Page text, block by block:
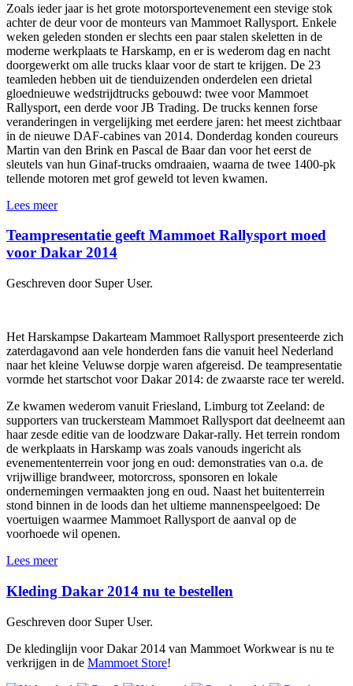
Zoals ieder jaar is het grote motorsportevenement een stevige stok
achter de deur voor de monteurs van Mammoet Rallysport. Enkele
weken geleden stonden er slechts een paar stalen skeletten in de
moderne werkplaats te Harskamp, en er is wederom dag en nacht
doorgewerkt om alle trucks klaar voor de start te krijgen. De 23
teamleden hebben uit de tienduizenden onderdelen een drietal
gloednieuwe wedstrijdtrucks gebouwd: twee voor Mammoet
Rallysport, een derde voor JB Trading. De trucks kennen forse
veranderingen in vergelijking met eerdere jaren: het meest zichtbaar
in de nieuwe DAF-cabines van 2014. Donderdag konden coureurs
Martin van den Brink en Pascal de Baar dan voor het eerst de
sleutels van hun Ginaf-trucks omdraaien, waarna de twee 1400-pk
tellende motoren met grof geweld tot leven kwamen.
Lees meer
Teampresentatie geeft Mammoet Rallysport moed
voor Dakar 2014
Geschreven door Super User.
Het Harskampse Dakarteam Mammoet Rallysport presenteerde zich
zaterdagavond aan vele honderden fans die vanuit heel Nederland
naar het kleine Veluwse dorpje waren afgereisd. De teampresentatie
vormde het startschot voor Dakar 2014: de zwaarste race ter wereld.
Ze kwamen wederom vanuit Friesland, Limburg tot Zeeland: de
supporters van truckersteam Mammoet Rallysport dat deelneemt aan
haar zesde editie van de loodzware Dakar-rally. Het terrein rondom
de werkplaats in Harskamp was zoals vanouds ingericht als
evenemententerrein voor jong en oud: demonstraties van o.a. de
vrijwillige brandweer, motorcross, sponsoren en lokale
ondernemingen vermaakten jong en oud. Naast het buitenterrein
stond binnen in de loods dan het ultieme mannenspeelgoed: De
voertuigen waarmee Mammoet Rallysport de aanval op de
voorhoede wil openen.
Lees meer
Kleding Dakar 2014 nu te bestellen
Geschreven door Super User.
De kledinglijn voor Dakar 2014 van Mammoet Workwear is nu te
verkrijgen in de Mammoet Store!